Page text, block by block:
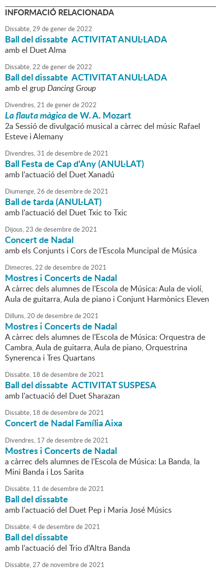
INFORMACIÓ RELACIONADA
Dissabte,29 degenerde2022
Ball del dissabte ACTIVITAT ANUL·LADA
amb el Duet Alma
Dissabte,22 degenerde2022
Ball del dissabte ACTIVITAT ANUL·LADA
amb el grupDancing Group
Divendres,21 degenerde2022
La flauta màgicade W. A. Mozart
2a Sessió de divulgació musical a càrrec del músic Rafael
Esteve i Alemany
Divendres,31 dedesembrede2021
Ball Festa de Cap d'Any (ANUL·LAT)
amb l'actuació del Duet Xanadú
Diumenge,26 dedesembrede2021
Ball de tarda (ANUL·LAT)
amb l'actuació del Duet Txic to Txic
Dijous,23 dedesembrede2021
Concert de Nadal
amb els Conjunts i Cors de l'Escola Muncipal de Música
Dimecres,22 dedesembrede2021
Mostres i Concerts de Nadal
A càrrec dels alumnes de l'Escola de Música: Aula de violí,
Aula de guitarra, Aula de piano i Conjunt Harmònics Eleven
Dilluns,20 dedesembrede2021
Mostres i Concerts de Nadal
A càrrec dels alumnes de l'Escola de Música: Orquestra de
Cambra, Aula de guitarra, Aula de piano, Orquestrina
Synerenca i Tres Quartans
Dissabte, 18 dedesembrede2021
Ball del dissabte ACTIVITAT SUSPESA
amb l'actuació del Duet Sharazan
Dissabte, 18 dedesembrede2021
Concert de Nadal Família Aixa
Divendres, 17 dedesembrede2021
Mostres i Concerts de Nadal
a càrrec dels alumnes de l'Escola de Música: La Banda, la
Mini Banda i Los Sarita
Dissabte, 11 dedesembrede2021
Ball del dissabte
amb l'actuació del Duet Pep i Maria José Músics
Dissabte,4dedesembrede2021
Ball del dissabte
amb l'actuació del Trio d'Altra Banda
Dissabte,27 de novembrede2021